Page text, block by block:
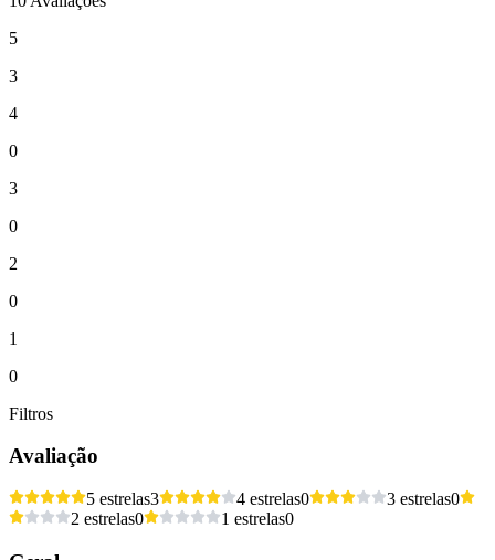
5
3
4
0
3
0
2
0
1
0
Filtros
Avaliação
5 estrelas3 4 estrelas0 3 estrelas0
2 estrelas0 1 estrelas0